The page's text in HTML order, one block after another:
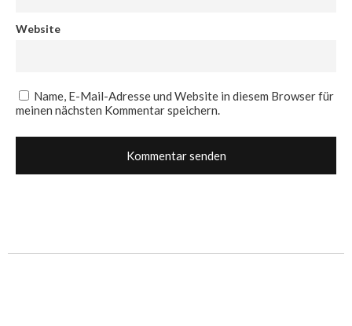
Website
Name, E-Mail-Adresse und Website in diesem Browser für
meinen nächsten Kommentar speichern.